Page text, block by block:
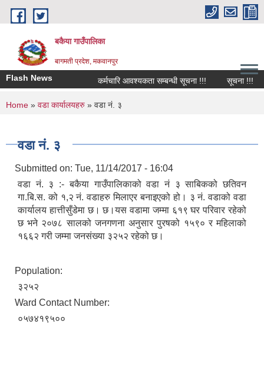
Skip to main content
बकैया गाउँपालिका
बागमती प्रदेश, मकवानपुर
Flash News कर्मचारि आवश्यकता सम्बन्धी सूचना !!! सूचना !!!
You are here
Home » वडा कार्यालयहरु » वडा नं. ३
वडा नं. ३
Submitted on: Tue, 11/14/2017 - 16:04
वडा नं. ३ :- बकैया गाउँपालिकाको वडा नं ३ साबिकको छतिवन
गा.बि.स. को १,२ नं. वडाहरु मिलाएर बनाइएको हो। ३ नं. वडाको वडा
कार्यालय हात्तीसुँडेमा छ। छ।यस वडामा जम्मा ६१९ घर परिवार रहेको
छ भने २०७८ सालको जनगणना अनुसार पुरषको १५९० र महिलाको
१६६२ गरी जम्मा जनसंख्या ३२५२ रहेको छ।
Population:
३२५२
Ward Contact Number:
०५७४१९५००